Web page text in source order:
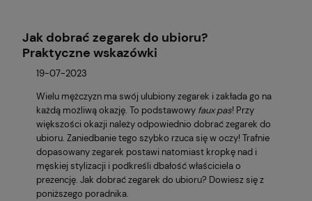
Jak dobrać zegarek do ubioru?
Praktyczne wskazówki
19-07-2023
Wielu mężczyzn ma swój ulubiony zegarek i zakłada go na
każdą możliwą okazję. To podstawowy faux pas! Przy
większości okazji należy odpowiednio dobrać zegarek do
ubioru. Zaniedbanie tego szybko rzuca się w oczy! Trafnie
dopasowany zegarek postawi natomiast kropkę nad i
męskiej stylizacji i podkreśli dbałość właściciela o
prezencję. Jak dobrać zegarek do ubioru? Dowiesz się z
poniższego poradnika.